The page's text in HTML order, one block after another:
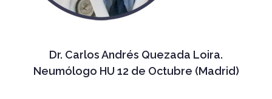
Dr. Carlos Andrés Quezada Loira.
Neumólogo HU 12 de Octubre (Madrid)